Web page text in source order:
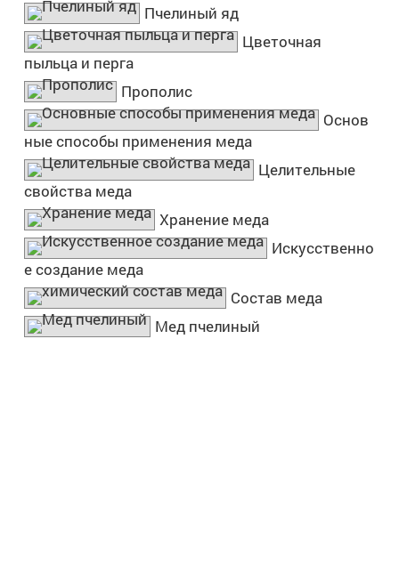
Пчелиный яд
Цветочная
пыльца и перга
Прополис
Основ
ные способы применения меда
Целительные
свойства меда
Хранение меда
Искусственно
е создание меда
Состав меда
Мед пчелиный